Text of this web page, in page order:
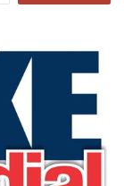
a